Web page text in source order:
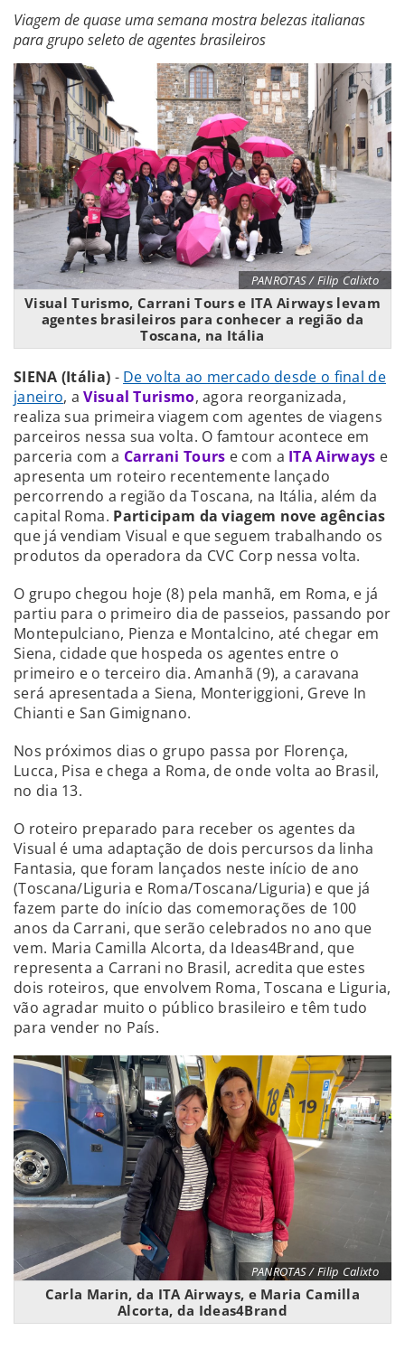
Viagem de quase uma semana mostra belezas italianas
para grupo seleto de agentes brasileiros
PANROTAS / Filip Calixto
Visual Turismo, Carrani Tours e ITA Airways levam
agentes brasileiros para conhecer a região da
Toscana, na Itália
SIENA (Itália) - De volta ao mercado desde o final de
janeiro, aVisual Turismo, agora reorganizada,
realiza sua primeira viagem com agentes de viagens
parceiros nessa sua volta. O famtour acontece em
parceria com a Carrani Tours e com a ITA Airways e
apresenta um roteiro recentemente lançado
percorrendo a região da Toscana, na Itália, além da
capital Roma. Participam da viagem nove agências
que já vendiam Visual e que seguem trabalhando os
produtos da operadora da CVC Corp nessa volta.
O grupo chegou hoje (8) pela manhã, em Roma, e já
partiu para o primeiro dia de passeios, passando por
Montepulciano, Pienza e Montalcino, até chegar em
Siena, cidade que hospeda os agentes entre o
primeiro e o terceiro dia. Amanhã (9), a caravana
será apresentada a Siena, Monteriggioni, Greve In
Chianti e San Gimignano.
Nos próximos dias o grupo passa por Florença,
Lucca, Pisa e chega a Roma, de onde volta ao Brasil,
no dia 13.
O roteiro preparado para receber os agentes da
Visual é uma adaptação de dois percursos da linha
Fantasia, que foram lançados neste início de ano
(Toscana/Liguria e Roma/Toscana/Liguria) e que já
fazem parte do início das comemorações de 100
anos da Carrani, que serão celebrados no ano que
vem. Maria Camilla Alcorta, da Ideas4Brand, que
representa a Carrani no Brasil, acredita que estes
dois roteiros, que envolvem Roma, Toscana e Liguria,
vão agradar muito o público brasileiro e têm tudo
para vender no País.
PANROTAS / Filip Calixto
Carla Marin, da ITA Airways, e Maria Camilla
Alcorta, da Ideas4Brand